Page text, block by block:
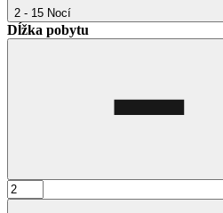
2 - 15 Nocí
Dĺžka pobytu